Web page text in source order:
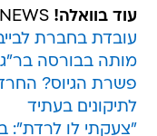
עוד בוואלה! NEWS
עובדת בחברת
מותה בבורסה בר"ג
פשרת הגיוס?
לתיקונים בעתיד